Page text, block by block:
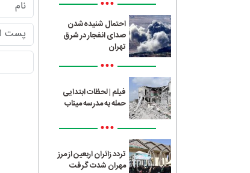
•••
احتمال شنیده‌شدن
صدای انفجار در شرق
تهران
•••
فیلم | لحظات ابتدایی
حمله به مدرسه میناب
•••
تردد زائران اربعین از مرز
مهران شدت گرفت